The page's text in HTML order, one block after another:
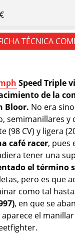
TÉCNICA
Speed Triple
de la
Bloor. No era
semimanillares y
(98 CV) y ligera
café racer, pues
tener una
el término
pero es que
como tal
, en que se
el